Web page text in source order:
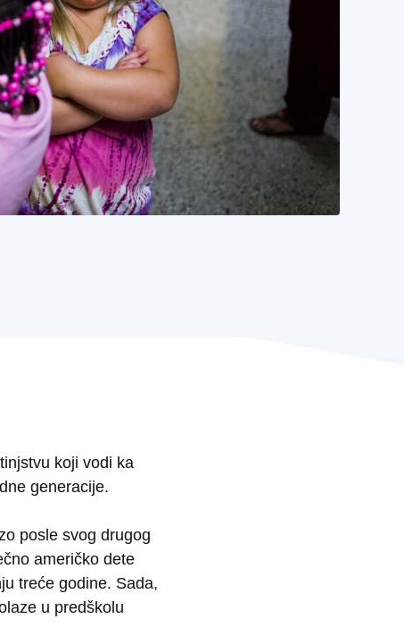
koji vodi ka
generacije.
posle svog drugog
američko dete
treće godine. Sada,
u predškolu